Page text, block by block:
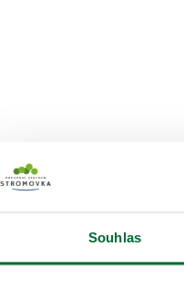
Souhlas
dorazil